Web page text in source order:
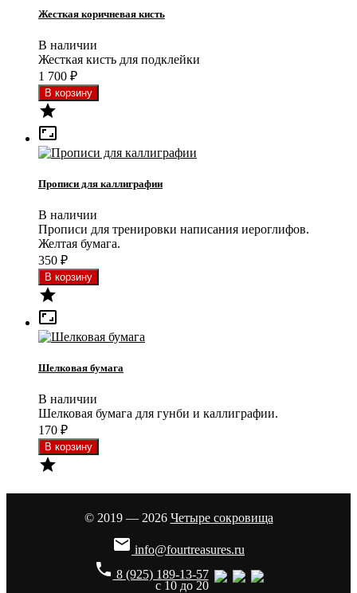
Жесткая коричневая кисть
В наличии
Жесткая кисть для подклейки
1 700 ₽


Прописи для каллиграфии
В наличии
Прописи для тренировки написания иероглифов.
Желтая бумага.
350 ₽


Шелковая бумага
В наличии
Шелковая бумага для гунби и каллиграфии.
170 ₽

© 2019 — 2026 Четыре сокровища
 info@fourtreasures.ru
phone 8 (925) 189-13-57
с 10 до 20